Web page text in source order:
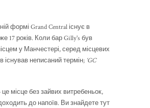
формі Grand Central існує в
17 років. Коли бар Gilly's був
у Манчестері, серед місцевих
існував неписаний термін; ‘GC
це місце без зайвих витребеньок,
до напоїв. Ви знайдете тут